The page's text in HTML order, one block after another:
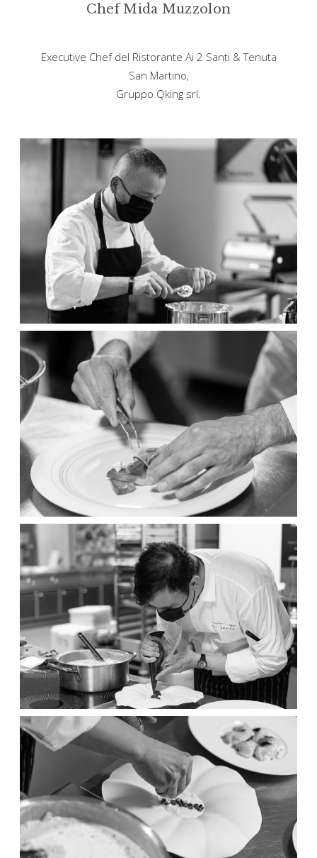
Chef Mida Muzzolon
Executive Chef del Ristorante Ai 2 Santi & Tenuta
San Martino,
Gruppo Qking srl.